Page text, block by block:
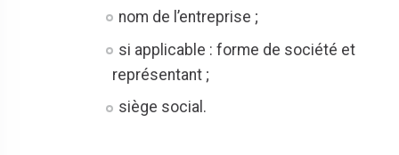
nom de l’entreprise ;
si applicable : forme de société et
représentant ;
siège social.